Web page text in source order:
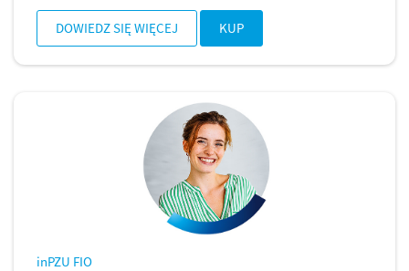
DOWIEDZ SIĘ WIĘCEJ KUP
inPZU FIO